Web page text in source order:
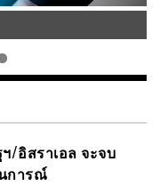
/อิสราเอล จะจบ
การณ์